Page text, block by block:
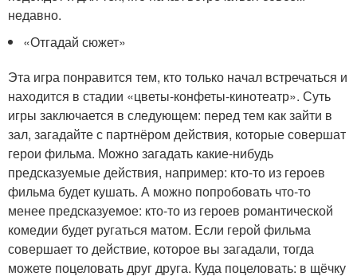
недавно.
«Отгадай сюжет»
Эта игра понравится тем, кто только начал встречаться и
находится в стадии «цветы-конфеты-кинотеатр». Суть
игры заключается в следующем: перед тем как зайти в
зал, загадайте с партнёром действия, которые совершат
герои фильма. Можно загадать какие-нибудь
предсказуемые действия, например: кто-то из героев
фильма будет кушать. А можно попробовать что-то
менее предсказуемое: кто-то из героев романтической
комедии будет ругаться матом. Если герой фильма
совершает то действие, которое вы загадали, тогда
можете поцеловать друг друга. Куда поцеловать: в щёчку